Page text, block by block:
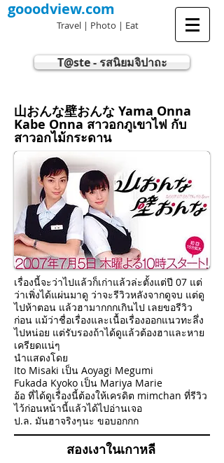
gooodview.com
Travel | Photo | Eat
T@ste - รสนิยมจิปาถะ
山おんな壁おんな Yama Onna
Kabe Onna สาวอกภูเขาไฟ กับ
สาวอกไม้กระดาน
เรื่องนี้จะว่าไปแล้วก็เก่าแล้วล่ะตั้งแต่ปี 07 แต่
ว่าเพิ่งได้แผ่นมาดู ว่าจะรีวิวหลังจากดูจบ แต่ดู
ไปห้าตอน แล้วฮามากกกเกินไป เลยขอรีวิว
ก่อน แม้ว่าชื่อเรื่องและเนื้อเรื่องออกแนวทะลึ่ง
ไปหน่อย แต่รับรองถ้าได้ดูแล้วต้องฮาและหาย
เครียดแน่ๆ
นำแสดงโดย
Ito Misaki เป็น Aoyagi Megumi
Fukada Kyoko เป็น Mariya Marie
อ้อ ที่ได้ดูเรื่องนี้ต้องให้เครดิต mimchan ที่รีวิว
ไว้ก่อนหน้านี้แล้วได้ไปอ่านเจอ
ป.ล. มันฮาจริงๆนะ ขอบอกกก
สองเงาในเกาหลี